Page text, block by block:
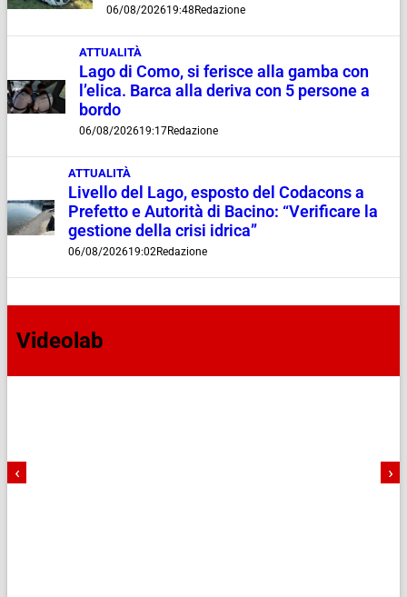
06/08/202619:48 Redazione
ATTUALITÀ
Lago di Como, si ferisce alla gamba con
l’elica. Barca alla deriva con 5 persone a
bordo
06/08/202619:17Redazione
ATTUALITÀ
Livello del Lago, esposto del Codacons a
Prefetto e Autorità di Bacino: “Verificare la
gestione della crisi idrica”
06/08/202619:02Redazione
Videolab
‹ ›